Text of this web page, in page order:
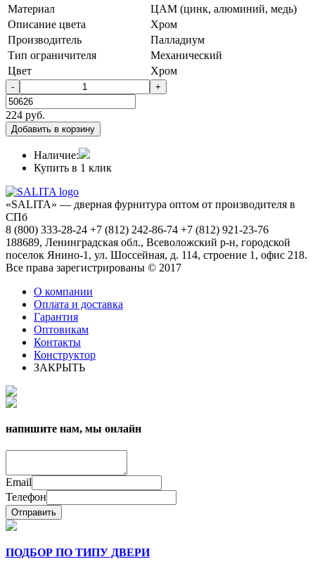
Материал
ЦАМ (цинк, алюминий, медь)
Описание цвета
Хром
Производитель
Палладиум
Тип ограничителя
Механический
Цвет
Хром
- +
224 руб.
Добавить в корзину
Наличие:
Купить в 1 клик
«SALITA» — дверная фурнитура оптом от производителя в
СПб
8 (800) 333-28-24 +7 (812) 242-86-74 +7 (812) 921-23-76
188689, Ленинградская обл., Всеволожский р-н, городской
поселок Янино-1, ул. Шоссейная, д. 114, строение 1, офис 218.
Все права зарегистрированы © 2017
О компании
Оплата и доставка
Гарантия
Оптовикам
Контакты
Конструктор
ЗАКРЫТЬ
напишите нам, мы онлайн
Email
Телефон
Отправить
ПОДБОР ПО ТИПУ ДВЕРИ